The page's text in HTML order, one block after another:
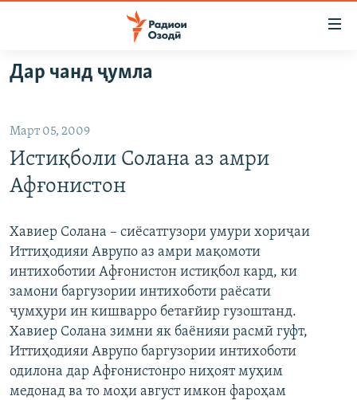
Ҷаҳиш
ба
аслӣ
Ҷаҳиш
ба
феҳристи
аслӣ
Ҷаҳиш
ба
ГӮШАҲО
ҚАЗИЯИ "КРОКУС"
ОСИЁИ МАРКАЗӢ
ФАРҲАНГ
МЕҲМОНИ ОЗОДӢ
ВАРЗИШ
РӮЗГОРИ МУҲОҶИР
САЛОМ, ХОҲАР
ТАҲҚИҚОТ
ҶАНГ ДАР УКРАИНА
НАЗАРИ МАРДУМ
БЛОГИСТОН
ОЗОДӢ ОНЛАЙН
ЧАНДРАСОНАӢ
ВИДЕО
НИГОРИСТОН
ГУЗОРИШҲОИ РАДИОӢ
РӮЙХАТҲО
КИТОБҲОИ ОЗОДӢ
Русский
Дар чанд ҷумла
Март 05, 2009
Истиқболи Солана аз амри
Афғонистон
Хавиер Солана – сиёсатгузори умури хориҷаи
Иттиҳодияи Аврупо аз амри мақомоти
интихоботии Афғонистон истиқбол кард, ки
замони баргузории интихоботи раёсати
ҷумҳури ин кишварро бетағйир гузоштанд.
Хавиер Солана зимни як баёнияи расмӣ гуфт,
Иттиҳодияи Аврупо баргузории интихоботи
одилона дар Афғонистонро ниҳоят муҳим
медонад ва то моҳи август имкон фароҳам